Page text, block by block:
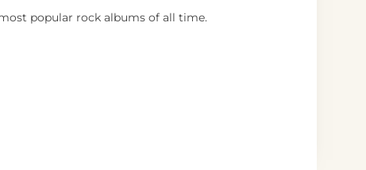
popular rock albums of all time.